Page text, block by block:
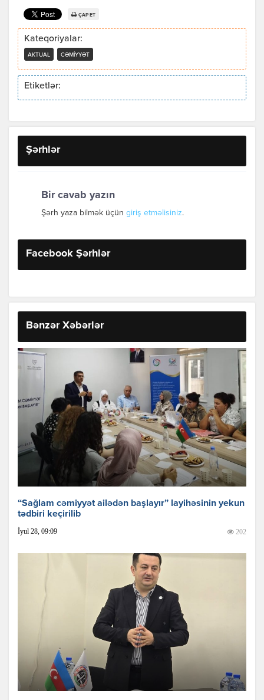
ÇAP ET
Kateqoriyalar:
AKTUAL CƏMIYYƏT
Etiketlər:
Şərhlər
Bir cavab yazın
Şərh yaza bilmək üçün giriş etməlisiniz.
Facebook Şərhlər
Bənzər Xəbərlər
“Sağlam cəmiyyət ailədən başlayır” layihəsinin yekun
tədbiri keçirilib
İyul 28, 09:09 202